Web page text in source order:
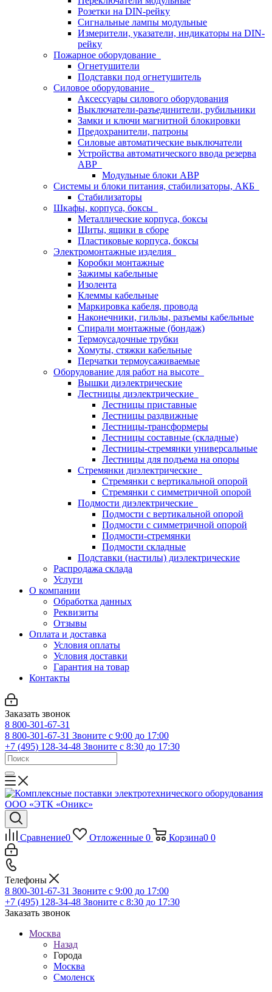
Розетки на DIN-рейку
Сигнальные лампы модульные
Измерители, указатели, индикаторы на DIN-
рейку
Пожарное оборудование
Огнетушители
Подставки под огнетушитель
Силовое оборудование
Аксессуары силового оборудования
Выключатели-разъединители, рубильники
Замки и ключи магнитной блокировки
Предохранители, патроны
Силовые автоматические выключатели
Устройства автоматического ввода резерва
АВР
Модульные блоки АВР
Системы и блоки питания, стабилизаторы, АКБ
Стабилизаторы
Шкафы, корпуса, боксы
Металлические корпуса, боксы
Щиты, ящики в сборе
Пластиковые корпуса, боксы
Электромонтажные изделия
Коробки монтажные
Зажимы кабельные
Изолента
Клеммы кабельные
Маркировка кабеля, провода
Наконечники, гильзы, разъемы кабельные
Спирали монтажные (бондаж)
Термоусадочные трубки
Хомуты, стяжки кабельные
Перчатки термоусаживаемые
Оборудование для работ на высоте
Вышки диэлектрические
Лестницы диэлектрические
Лестницы приставные
Лестницы раздвижные
Лестницы-трансформеры
Лестницы составные (складные)
Лестницы-стремянки универсальные
Лестницы для подъема на опоры
Стремянки диэлектрические
Стремянки с вертикальной опорой
Стремянки с симметричной опорой
Подмости диэлектрические
Подмости с вертикальной опорой
Подмости с симметричной опорой
Подмости-стремянки
Подмости складные
Подставки (настилы) диэлектрические
Распродажа склада
Услуги
О компании
Обработка данных
Реквизиты
Отзывы
Оплата и доставка
Условия оплаты
Условия доставки
Гарантия на товар
Контакты
Заказать звонок
8 800-301-67-31
8 800-301-67-31 Звоните с 9:00 до 17:00
+7 (495) 128-34-48 Звоните с 8:30 до 17:30
Сравнение0 Отложенные 0 Корзина0 0
Телефоны
8 800-301-67-31 Звоните с 9:00 до 17:00
+7 (495) 128-34-48 Звоните с 8:30 до 17:30
Заказать звонок
Москва
Назад
Города
Москва
Смоленск